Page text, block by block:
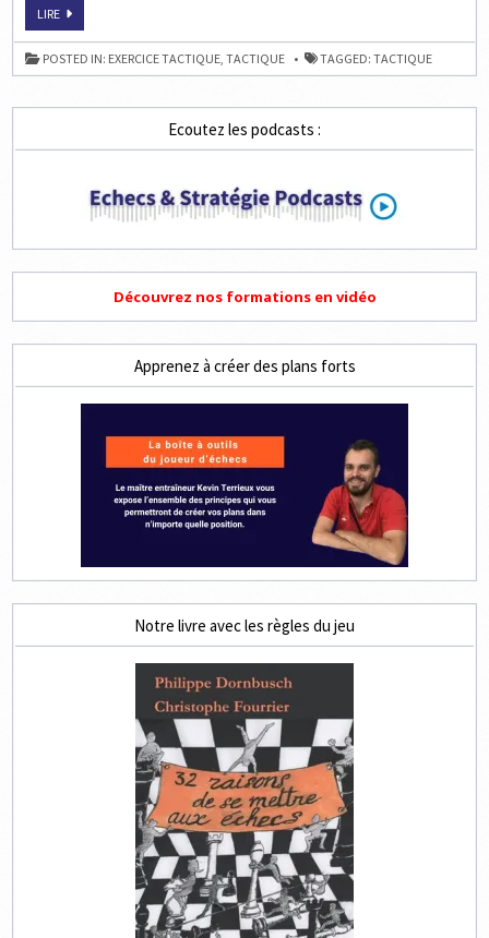
LIRECOMMENT
JOUER
AUX
ÉCHECS
POSTED IN: EXERCICE TACTIQUE,TACTIQUE TAGGED:TACTIQUE
Ecoutez les podcasts :
Découvrez nos formations en vidéo
Apprenez à créer des plans forts
Notre livre avec les règles du jeu